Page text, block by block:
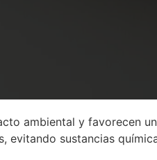
ambiental y favorecen
evitando sustancias